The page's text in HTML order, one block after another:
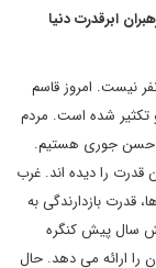
ابرقدرت دنیا
نیست. امروز قاسم
تکثیر شده است. مردم
حسن جوری هستیم.
قدرت را دیده اند. غرب
بازدارندگی به
سال پیش کنگره
را ارائه می دهد. حال